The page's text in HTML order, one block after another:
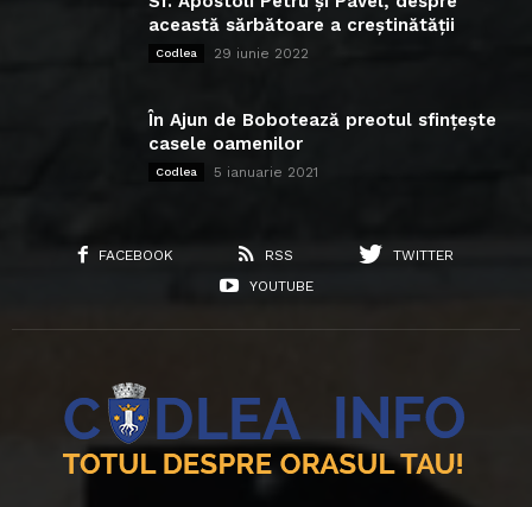
această sărbătoare a creștinătății
Codlea 29 iunie 2022
În Ajun de Bobotează preotul sfințește
casele oamenilor
Codlea 5 ianuarie 2021
FACEBOOK RSS
TWITTER
YOUTUBE